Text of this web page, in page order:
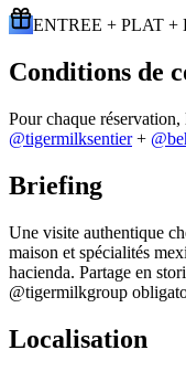
ENTREE + PLAT +
Conditions de
Pour chaque
@tigermilksentier +
Briefing
Une visite authentique
maison et spécialités
hacienda. Partage en
@tigermilkgroup
Localisation